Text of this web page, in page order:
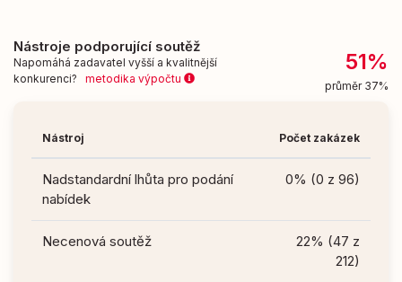
Nástroje podporující soutěž
Napomáhá zadavatel vyšší a kvalitnější
konkurenci? metodika výpočtu
51%
průměr 37%
Nástroj Počet zakázek
Nadstandardní lhůta pro podání
nabídek
0% (0 z 96)
Necenová soutěž
22% (47 z
212)